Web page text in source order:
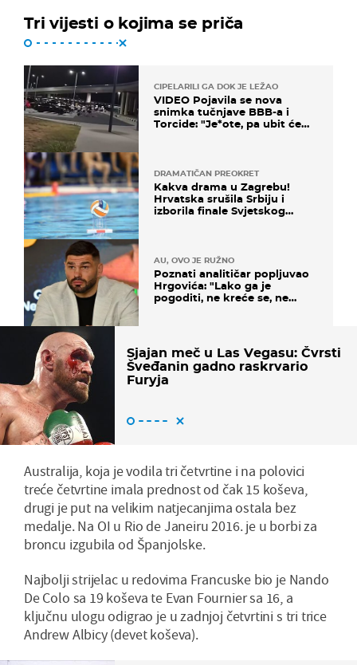
Tri vijesti o kojima se priča
CIPELARILI GA DOK JE LEŽAO
VIDEO Pojavila se nova
snimka tučnjave BBB-a i
Torcide: "Je*ote, pa ubit će
DRAMATIČAN PREOKRET
Kakva drama u Zagrebu!
Hrvatska srušila Srbiju i
izborila finale Svjetskog
AU, OVO JE RUŽNO
Poznati analitičar popljuvao
Hrgovića: "Lako ga je
pogoditi, ne kreće se, ne
Sjajan meč u Las Vegasu: Čvrsti
Šveđanin gadno raskrvario
Furyja
Australija, koja je vodila tri četvrtine i na polovici
treće četvrtine imala prednost od čak 15 koševa,
drugi je put na velikim natjecanjima ostala bez
medalje. Na OI u Rio de Janeiru 2016. je u borbi za
broncu izgubila od Španjolske.
Najbolji strijelac u redovima Francuske bio je Nando
De Colo sa 19 koševa te Evan Fournier sa 16, a
ključnu ulogu odigrao je u zadnjoj četvrtini s tri trice
Andrew Albicy (devet koševa).